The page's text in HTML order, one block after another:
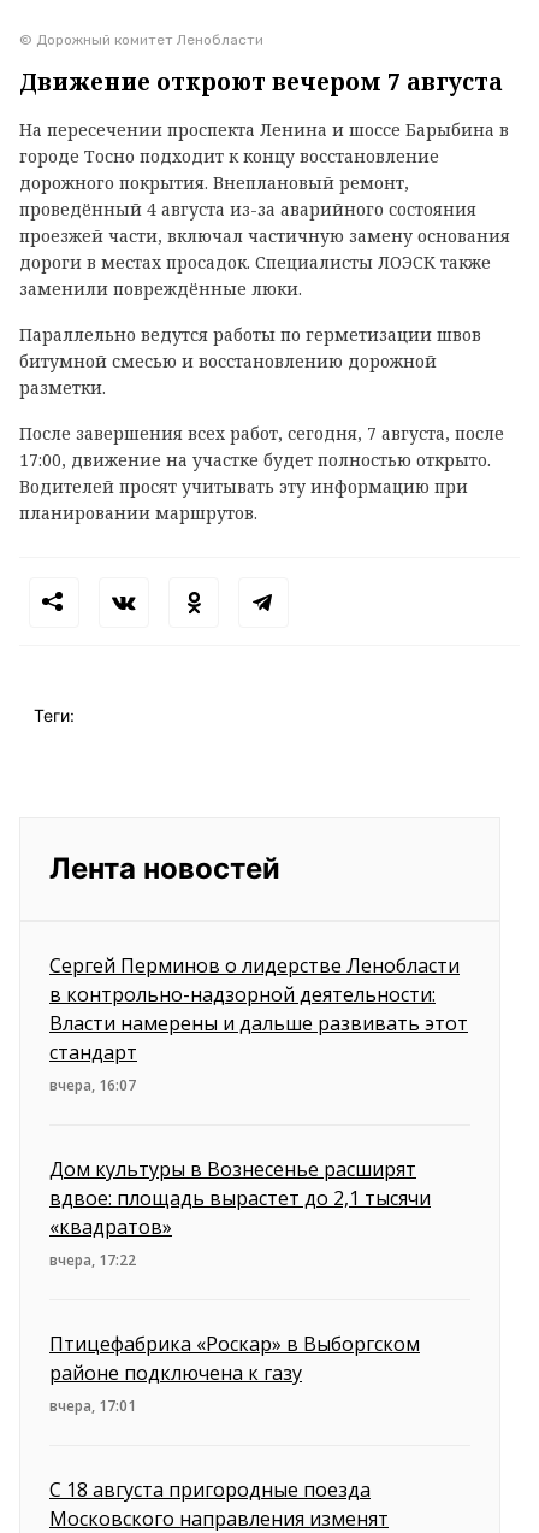
© Дорожный комитет Ленобласти
Движение откроют вечером 7 августа
На пересечении проспекта Ленина и шоссе Барыбина в
городе Тосно подходит к концу восстановление
дорожного покрытия. Внеплановый ремонт,
проведённый 4 августа из-за аварийного состояния
проезжей части, включал частичную замену основания
дороги в местах просадок. Специалисты ЛОЭСК также
заменили повреждённые люки.
Параллельно ведутся работы по герметизации швов
битумной смесью и восстановлению дорожной
разметки.
После завершения всех работ, сегодня, 7 августа, после
17:00, движение на участке будет полностью открыто.
Водителей просят учитывать эту информацию при
планировании маршрутов.
Теги:
Лента новостей
Сергей Перминов о лидерстве Ленобласти
в контрольно-надзорной деятельности:
Власти намерены и дальше развивать этот
стандарт
вчера, 16:07
Дом культуры в Вознесенье расширят
вдвое: площадь вырастет до 2,1 тысячи
«квадратов»
вчера, 17:22
Птицефабрика «Роскар» в Выборгском
районе подключена к газу
вчера, 17:01
С 18 августа пригородные поезда
Московского направления изменят